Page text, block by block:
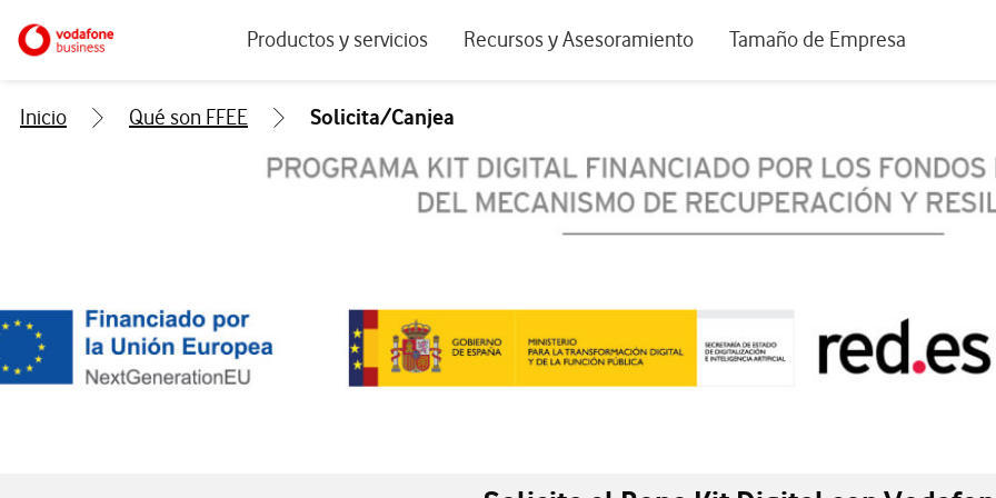
Ir a la pagina principal de vodafone.esProductos y servicios
Ver todos los servicios
Workplace
Soluciones de negocio
Recursos y Asesoramiento
Informes y Estudios
Experiencia de clientes
Tamaño de Empresa
Ir a Grandes Empresas y AA.PP.
Inicio Qué son FFEE Solicita/Canjea